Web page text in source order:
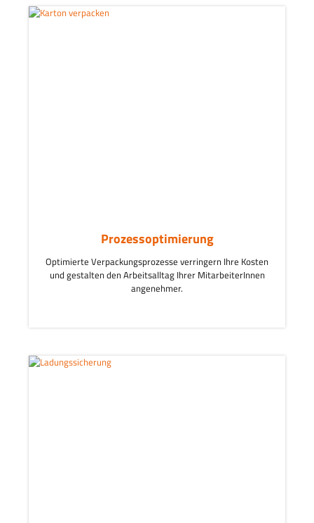
Prozessoptimierung
Optimierte Verpackungsprozesse verringern Ihre Kosten
und gestalten den Arbeitsalltag Ihrer MitarbeiterInnen
angenehmer.